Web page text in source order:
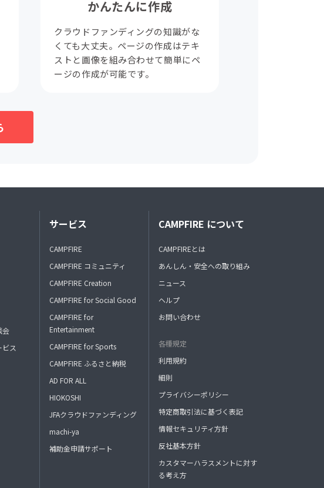
かんたんに作成
クラウドファンディングの知識がな
くても大丈夫。ページの作成はテキ
ストと画像を組み合わせて簡単にペ
ージの作成が可能です。
会
ビス
サービス
CAMPFIRE
CAMPFIRE コミュニティ
CAMPFIRE Creation
CAMPFIRE for Social Good
CAMPFIRE for
Entertainment
CAMPFIRE for Sports
CAMPFIRE ふるさと納税
AD FOR ALL
HIOKOSHI
JFAクラウドファンディング
machi-ya
補助金申請サポート
CAMPFIRE について
CAMPFIREとは
あんしん・安全への取り組み
ニュース
ヘルプ
お問い合わせ
各種規定
利用規約
細則
プライバシーポリシー
特定商取引法に基づく表記
情報セキュリティ方針
反社基本方針
カスタマーハラスメントに対す
る考え方